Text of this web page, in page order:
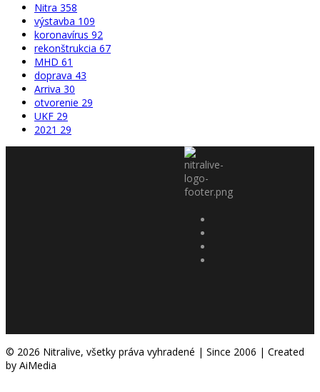
Nitra 358
výstavba 109
koronavírus 92
rekonštrukcia 67
MHD 61
doprava 43
Arriva 30
otvorenie 29
UKF 29
2021 29
© 2026 Nitralive, všetky práva vyhradené | Since 2006 | Created
by AiMedia